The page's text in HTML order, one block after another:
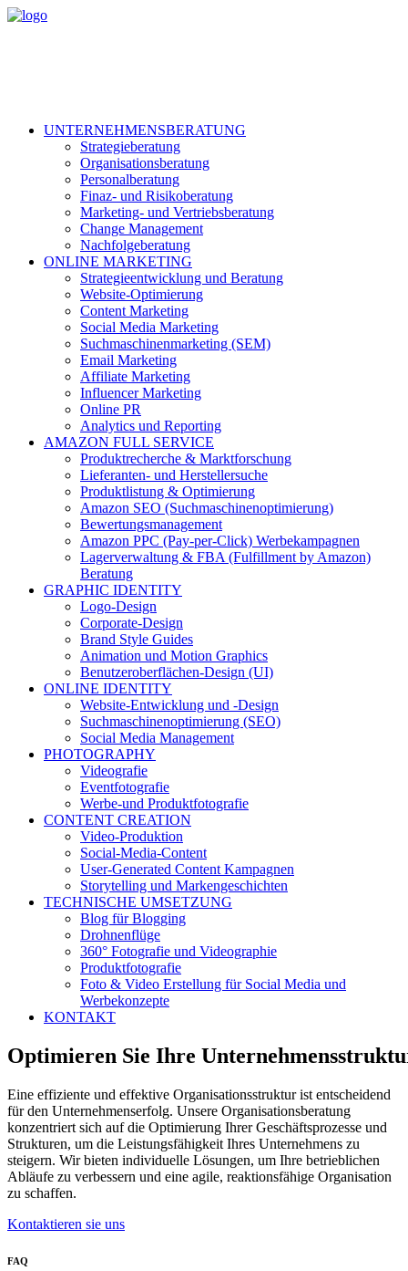
UNTERNEHMENSBERATUNG
Strategieberatung
Organisationsberatung
Personalberatung
Finaz- und Risikoberatung
Marketing- und Vertriebsberatung
Change Management
Nachfolgeberatung
ONLINE MARKETING
Strategieentwicklung und Beratung
Website-Optimierung
Content Marketing
Social Media Marketing
Suchmaschinenmarketing (SEM)
Email Marketing
Affiliate Marketing
Influencer Marketing
Online PR
Analytics und Reporting
AMAZON FULL SERVICE
Produktrecherche & Marktforschung
Lieferanten- und Herstellersuche
Produktlistung & Optimierung
Amazon SEO (Suchmaschinenoptimierung)
Bewertungsmanagement
Amazon PPC (Pay-per-Click) Werbekampagnen
Lagerverwaltung & FBA (Fulfillment by Amazon)
Beratung
GRAPHIC IDENTITY
Logo-Design
Corporate-Design
Brand Style Guides
Animation und Motion Graphics
Benutzeroberflächen-Design (UI)
ONLINE IDENTITY
Website-Entwicklung und -Design
Suchmaschinenoptimierung (SEO)
Social Media Management
PHOTOGRAPHY
Videografie
Eventfotografie
Werbe-und Produktfotografie
CONTENT CREATION
Video-Produktion
Social-Media-Content
User-Generated Content Kampagnen
Storytelling und Markengeschichten
TECHNISCHE UMSETZUNG
Blog für Blogging
Drohnenflüge
360° Fotografie und Videographie
Produktfotografie
Foto & Video Erstellung für Social Media und
Werbekonzepte
KONTAKT
Optimieren Sie Ihre
Eine effiziente und effektive Organisationsstruktur ist entscheidend
für den Unternehmenserfolg. Unsere Organisationsberatung
konzentriert sich auf die Optimierung Ihrer Geschäftsprozesse und
Strukturen, um die Leistungsfähigkeit Ihres Unternehmens zu
steigern. Wir bieten individuelle Lösungen, um Ihre betrieblichen
Abläufe zu verbessern und eine agile, reaktionsfähige Organisation
zu schaffen.
Kontaktieren sie uns
FAQ